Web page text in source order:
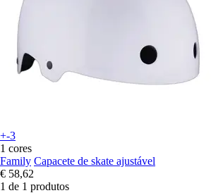
+-3
1 cores
Family Capacete de skate ajustável
€ 58,62
1 de 1 produtos